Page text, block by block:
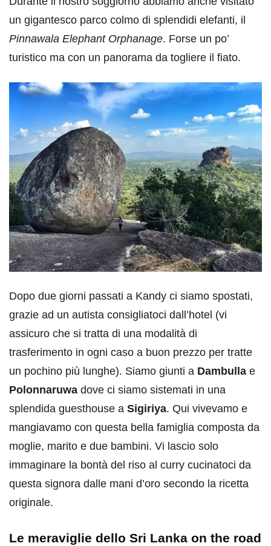
un gigantesco parco colmo di splendidi elefanti, il
Pinnawala Elephant Orphanage. Forse un po’
turistico ma con un panorama da togliere il fiato.
Dopo due giorni passati a Kandy ci siamo spostati,
grazie ad un autista consigliatoci dall’hotel (vi
assicuro che si tratta di una modalità di
trasferimento in ogni caso a buon prezzo per tratte
un pochino più lunghe). Siamo giunti a Dambulla e
Polonnaruwa dove ci siamo sistemati in una
splendida guesthouse a Sigiriya. Qui vivevamo e
mangiavamo con questa bella famiglia composta da
moglie, marito e due bambini. Vi lascio solo
immaginare la bontà del riso al curry cucinatoci da
questa signora dalle mani d’oro secondo la ricetta
originale.
Le meraviglie dello Sri Lanka on the road